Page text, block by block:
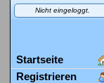
Nicht eingeloggt.
Startseite
Registrieren